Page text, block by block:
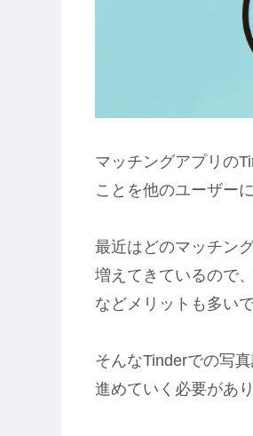
マッチングアプリの
ことを他のユーザー
最近はどのマッチン
増えてきているので
などメリットも多いで
そんなTinderでの写
進めていく必要があり